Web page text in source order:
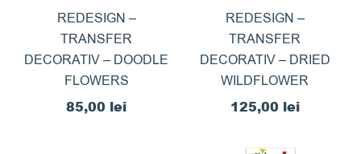
REDESIGN –
TRANSFER
DECORATIV – DOODLE
FLOWERS
85,00 lei
REDESIGN –
TRANSFER
DECORATIV – DRIED
WILDFLOWER
125,00 lei